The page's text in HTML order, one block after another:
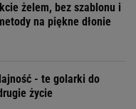
żelem, bez szablonu i
na piękne dłonie
- te golarki do
życie